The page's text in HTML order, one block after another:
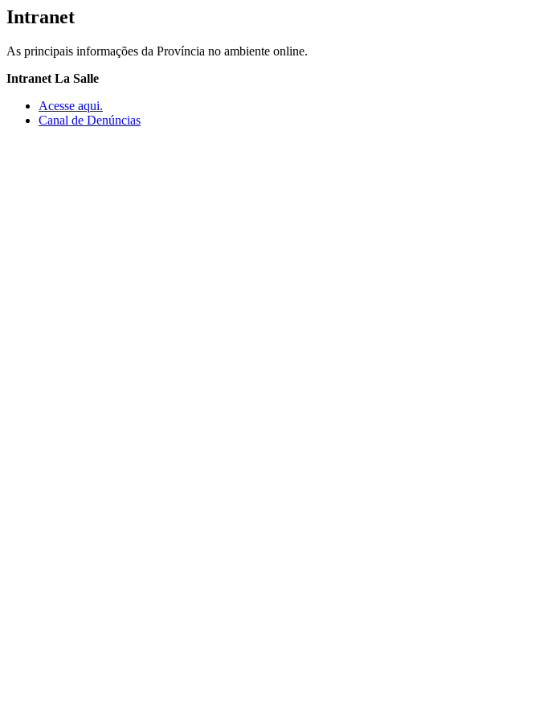
Intranet
As principais informações da Província no ambiente online.
Intranet La Salle
Acesse aqui.
Canal de Denúncias